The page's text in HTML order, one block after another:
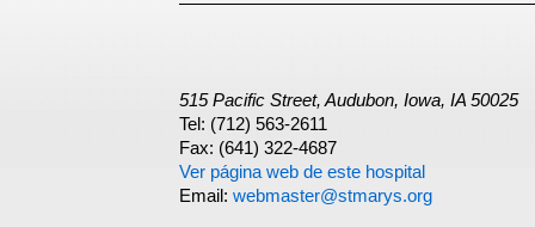
515 Pacific Street, Audubon, Iowa, IA 50025
Tel: (712) 563-2611
Fax: (641) 322-4687
Ver página web de este hospital
Email: webmaster@stmarys.org